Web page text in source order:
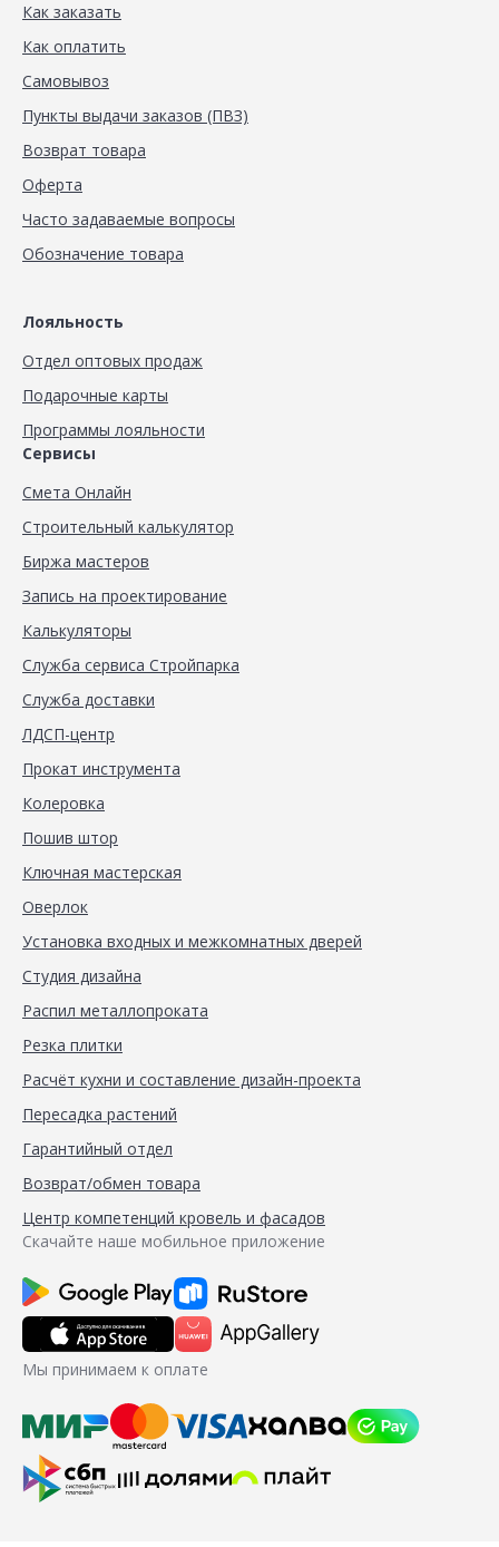
Как заказать
Как оплатить
Самовывоз
Пункты выдачи заказов (ПВЗ)
Возврат товара
Оферта
Часто задаваемые вопросы
Обозначение товара
Лояльность
Отдел оптовых продаж
Подарочные карты
Программы лояльности
Сервисы
Смета Онлайн
Строительный калькулятор
Биржа мастеров
Запись на проектирование
Калькуляторы
Служба сервиса Стройпарка
Служба доставки
ЛДСП-центр
Прокат инструмента
Колеровка
Пошив штор
Ключная мастерская
Оверлок
Установка входных и межкомнатных дверей
Студия дизайна
Распил металлопроката
Резка плитки
Расчёт кухни и составление дизайн-проекта
Пересадка растений
Гарантийный отдел
Возврат/обмен товара
Центр компетенций кровель и фасадов
Скачайте наше мобильное приложение
Мы принимаем к оплате